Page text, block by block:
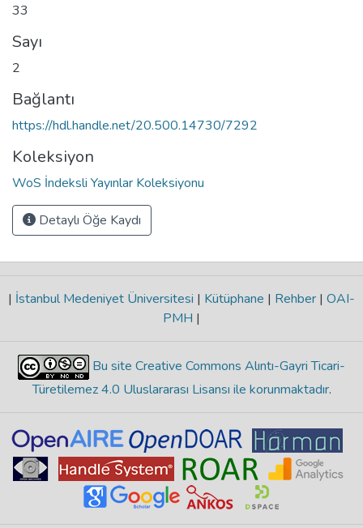
33
Sayı
2
Bağlantı
https://hdl.handle.net/20.500.14730/7292
Koleksiyon
WoS İndeksli Yayınlar Koleksiyonu
Detaylı Öğe Kaydı
| İstanbul Medeniyet Üniversitesi | Kütüphane | Rehber | OAI-
PMH |
Bu site Creative Commons Alıntı-Gayri Ticari-
Türetilemez 4.0 Uluslararası Lisansı ile korunmaktadır.